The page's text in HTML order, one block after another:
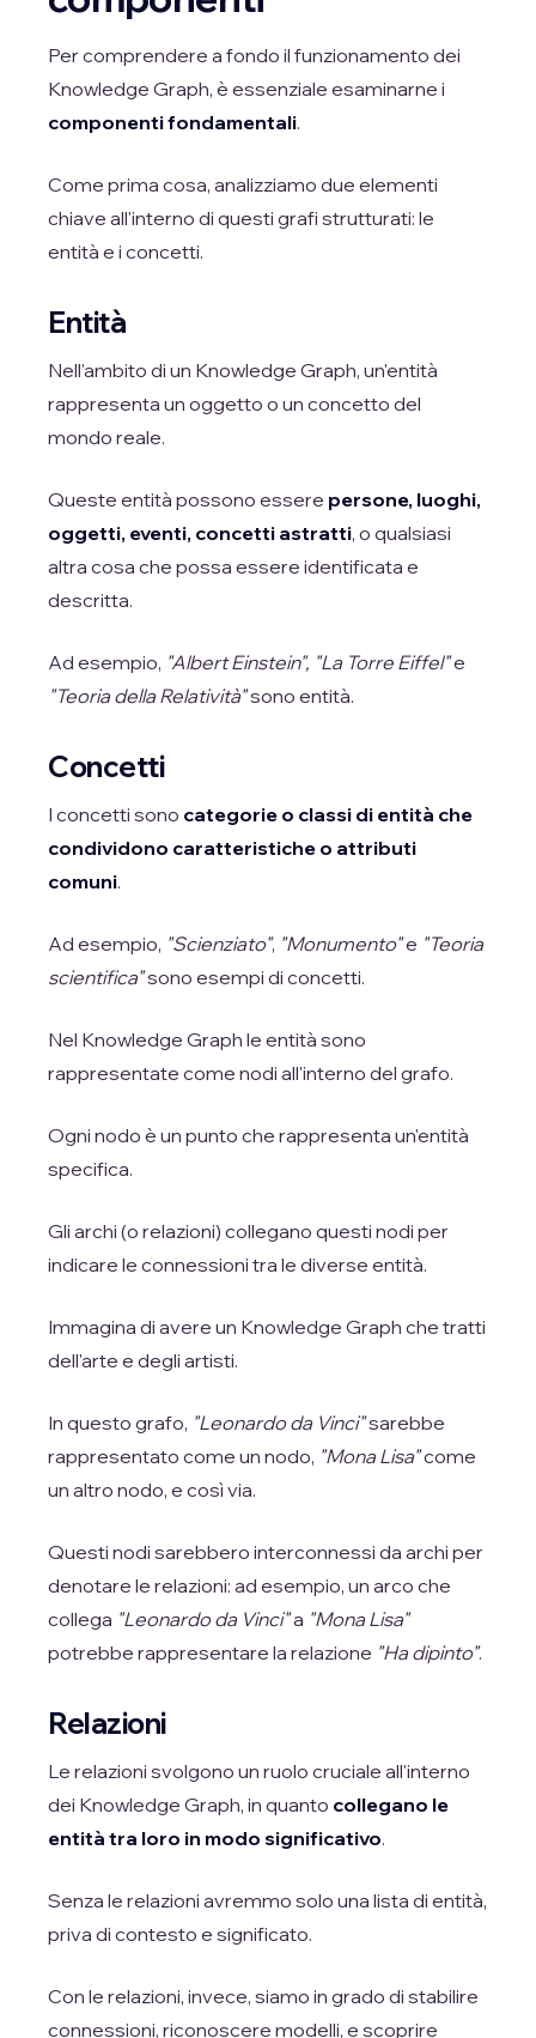
Per comprendere a fondo il funzionamento dei
Knowledge Graph, è essenziale esaminarne i
componenti fondamentali.
Come prima cosa, analizziamo due elementi
chiave all'interno di questi grafi strutturati: le
entità e i concetti.
Entità
Nell'ambito di un Knowledge Graph, un'entità
rappresenta un oggetto o un concetto del
mondo reale.
Queste entità possono essere persone, luoghi,
oggetti, eventi, concetti astratti, o qualsiasi
altra cosa che possa essere identificata e
descritta.
Ad esempio, "Albert Einstein", "La Torre Eiffel"e
"Teoria della Relatività"sono entità.
Concetti
I concetti sono categorie o classi di entità che
condividono caratteristiche o attributi
comuni.
Ad esempio, "Scienziato", "Monumento"e "Teoria
scientifica"sono esempi di concetti.
Nel Knowledge Graph le entità sono
rappresentate come nodi all'interno del grafo.
Ogni nodo è un punto che rappresenta un'entità
specifica.
Gli archi (o relazioni) collegano questi nodi per
indicare le connessioni tra le diverse entità.
Immagina di avere un Knowledge Graph che tratti
dell'arte e degli artisti.
In questo grafo, "Leonardo da Vinci"sarebbe
rappresentato come un nodo, "Mona Lisa"come
un altro nodo, e così via.
Questi nodi sarebbero interconnessi da archi per
denotare le relazioni: ad esempio, un arco che
collega "Leonardo da Vinci"a "Mona Lisa"
potrebbe rappresentare la relazione "Ha dipinto".
Relazioni
Le relazioni svolgono un ruolo cruciale all'interno
dei Knowledge Graph, in quanto collegano le
entità tra loro in modo significativo.
Senza le relazioni avremmo solo una lista di entità,
priva di contesto e significato.
Con le relazioni, invece, siamo in grado di stabilire
connessioni, riconoscere modelli, e scoprire